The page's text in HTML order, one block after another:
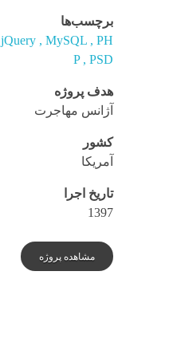
برچسب‌ها
jQuery MySQL
PH
P
PSD
هدف پروژه
آژانس مهاجرت
کشور
آمریکا
تاریخ اجرا
1397
مشاهده پروژه